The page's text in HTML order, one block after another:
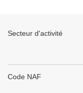
Secteur d'activité
Code NAF